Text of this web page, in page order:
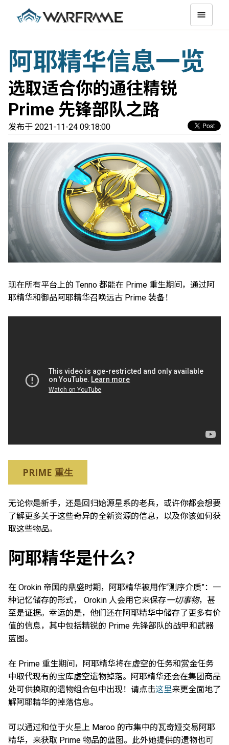
阿耶精华信息一览
选取适合你的通往精锐
Prime 先锋部队之路
发布于 2021-11-24 09:18:00
现在所有平台上的 Tenno 都能在 Prime 重生期间，通过阿
耶精华和御品阿耶精华召唤远古 Prime 装备！
PRIME 重生
无论你是新手，还是回归始源星系的老兵，或许你都会想要
了解更多关于这些奇异的全新资源的信息，以及你该如何获
取这些物品。
阿耶精华是什么？
在 Orokin 帝国的鼎盛时期，阿耶精华被用作“测序介质”：一
种记忆储存的形式， Orokin 人会用它来保存一切事物，甚
至是证据。幸运的是，他们还在阿耶精华中储存了更多有价
值的信息，其中包括精锐的 Prime 先锋部队的战甲和武器
蓝图。
在 Prime 重生期间，阿耶精华将在虚空的任务和赏金任务
中取代现有的宝库虚空遗物掉落。阿耶精华还会在集团商品
处可供换取的遗物组合包中出现！请点击这里来更全面地了
解阿耶精华的掉落信息。
可以通过和位于火星上 Maroo 的市集中的瓦奇娅交易阿耶
精华，来获取 Prime 物品的蓝图。此外她提供的遗物也可